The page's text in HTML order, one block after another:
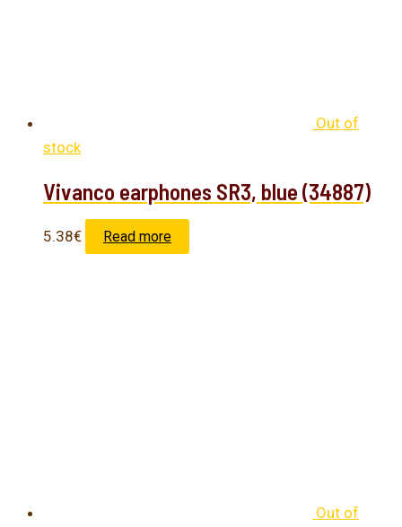
Out of
stock
Vivanco earphones SR3, blue (34887)
5.38€ Read more
Out of